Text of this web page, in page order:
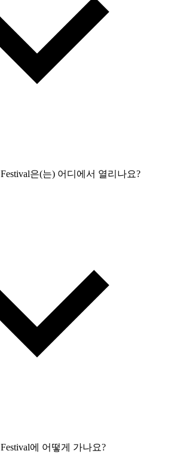
은(는) 어디에서 열리나요?
에 어떻게 가나요?